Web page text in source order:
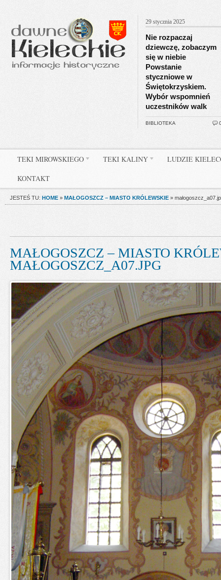
29 stycznia 2025
Nie rozpaczaj
dziewczę, zobaczym
się w niebie
Powstanie
styczniowe w
Świętokrzyskiem.
Wybór wspomnień
uczestników walk
BIBLIOTEKA
TEKI MIROWSKIEGO TEKI KALINY LUDZIE
KONTAKT
JESTEŚ TU: HOME » MAŁOGOSZCZ – MIASTO KRÓLEWSKIE »
MAŁOGOSZCZ – MIASTO
MAŁOGOSZCZ_A07.JPG